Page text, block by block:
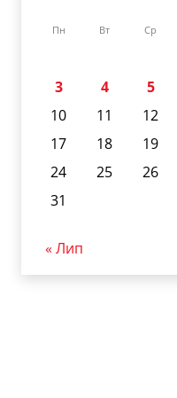
Пн Вт Ср
3
4 5
10
11 12
17
18 19
24
25 26
31
« Лип